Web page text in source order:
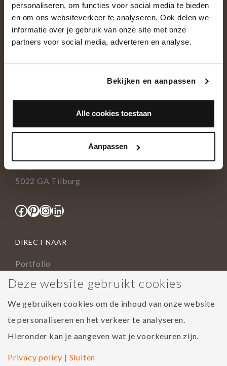
personaliseren, om functies voor social media te bieden
en om ons websiteverkeer te analyseren. Ook delen we
informatie over je gebruik van onze site met onze
partners voor social media, adverteren en analyse.
Bekijken en aanpassen
Alle cookies toestaan
Aanpassen
OVER ONS
NEEM CONTACT OP
+31(0)13 5362828
5022 GA Tilburg
Facebook
Pinterest
Instagram
LinkedIn
DIRECT NAAR
Portfolio
Assortiment
Houtsoorten
Populairste project 2023
Deze website gebruikt cookies
We gebruiken cookies om de inhoud van onze website
te personaliseren en het verkeer te analyseren.
Hieronder kan je aangeven wat je voorkeuren zijn.
Privacy policy | Sluiten